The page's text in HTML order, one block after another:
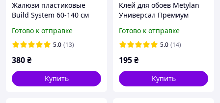
Жалюзи пластиковые
Build System 60-140 см
Готово к отправке
5.0 (13)
380₴
Купить
Клей для обоев Metylan
Универсал Премиум
Готово к отправке
5.0 (14)
195₴
Купить